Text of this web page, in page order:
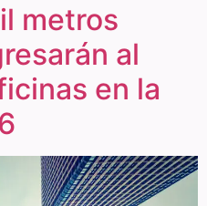
metros
al
en la